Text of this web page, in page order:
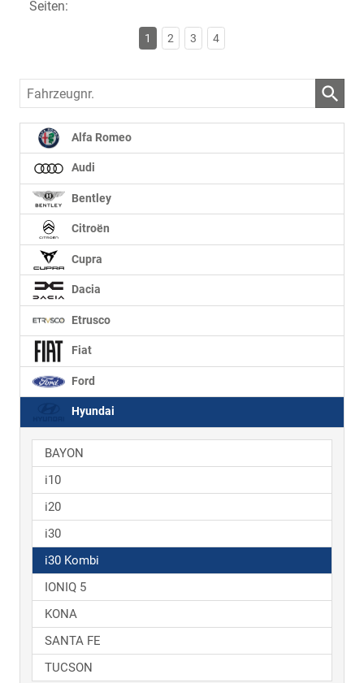
Seiten:
1 2 3 4
Fahrzeugnr.
Alfa Romeo
Audi
Bentley
Citroën
Cupra
Dacia
Etrusco
Fiat
Ford
Hyundai
BAYON
i10
i20
i30
i30 Kombi
IONIQ 5
KONA
SANTA FE
TUCSON